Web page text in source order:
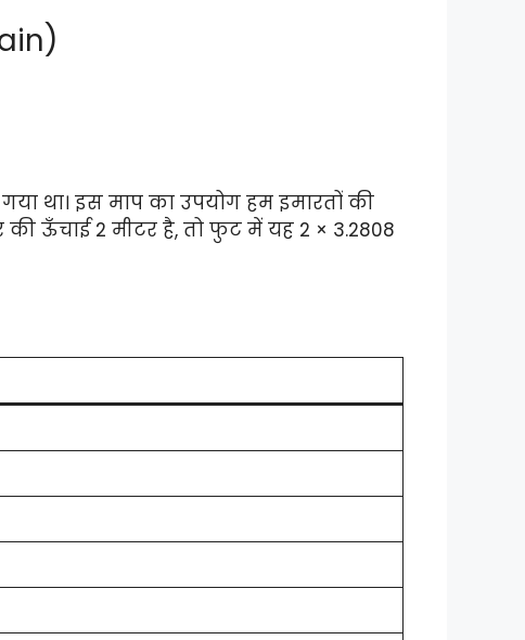
था। इस माप का उपयोग हम इमारतों की
ऊँचाई 2 मीटर है, तो फुट में यह 2 × 3.2808